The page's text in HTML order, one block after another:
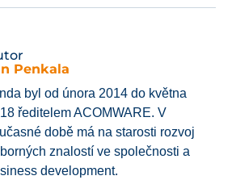
Penkala
byl od února 2014 do května
ředitelem ACOMWARE. V
době má na starosti rozvoj
znalostí ve společnosti a
development.